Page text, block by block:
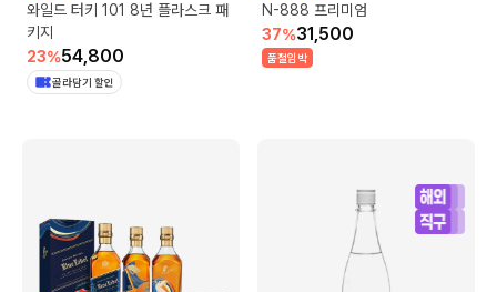
와일드 터키 101 8년 플라스크 패
키지
23%54,800
골라담기 할인
N-888 프리미엄
37%31,500
품절임박